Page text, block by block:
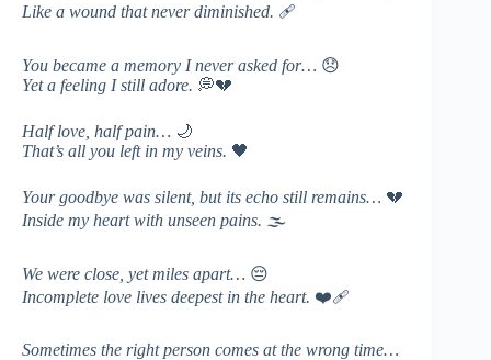
Like a wound that never diminished. 🩹
You became a memory I never asked for… 😞
Yet a feeling I still adore. 💭💔
Half love, half pain… 🌙
That’s all you left in my veins. 🖤
Your goodbye was silent, but its echo still remains… 💔
Inside my heart with unseen pains. 🌫️
We were close, yet miles apart… 😔
Incomplete love lives deepest in the heart. ❤️‍🩹
Sometimes the right person comes at the wrong time…